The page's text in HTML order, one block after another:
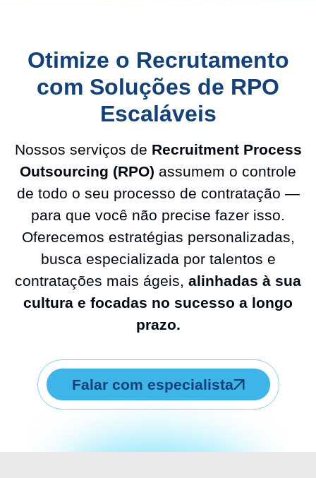
Otimize o Recrutamento
com Soluções de RPO
Escaláveis
Nossos serviços de Recruitment Process
Outsourcing (RPO) assumem o controle
de todo o seu processo de contratação —
para que você não precise fazer isso.
Oferecemos estratégias personalizadas,
busca especializada por talentos e
contratações mais ágeis, alinhadas à sua
cultura e focadas no sucesso a longo
prazo.
Falar com especialista